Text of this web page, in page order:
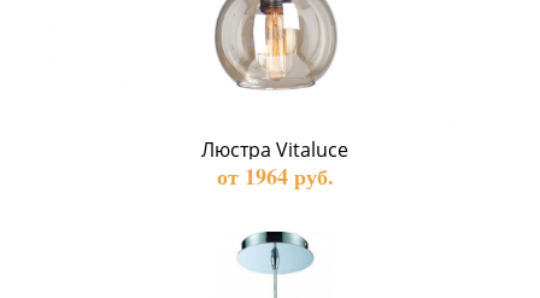
Люстра Vitaluce
от 1964 руб.